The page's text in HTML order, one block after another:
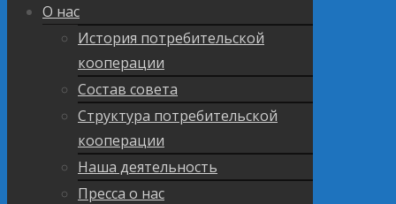
О нас
История потребительской
кооперации
Состав совета
Структура потребительской
кооперации
Наша деятельность
Пресса о нас